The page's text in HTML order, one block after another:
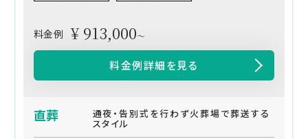
料金例 ¥ 913,000～
料金例詳細を見る
直葬 通夜・告別式を行わず火葬場で葬送する
スタイル